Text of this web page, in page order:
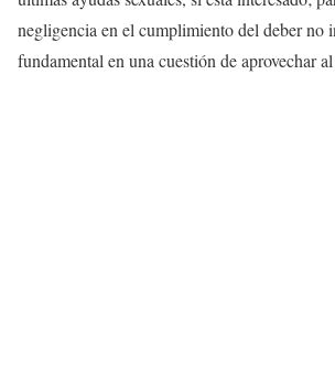
negligencia en el cumplimiento del deber no
fundamental en una cuestión de aprovechar